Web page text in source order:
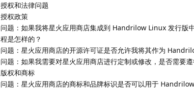
授权和法律问题
授权政策
问题：如果我将星火应用商店集成到 Handrilow Linux 发行版
程是怎样的？
问题：星火应用商店的开源许可证是否允许我将其作为
问题：如果我需要对星火应用商店进行定制或修改，是否需要
版权和商标
问题：星火应用商店的商标和品牌标识是否可以用于